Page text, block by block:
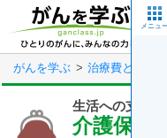
main
content
がんを学ぶ 治療費と生活の
生活への支援
介護保険